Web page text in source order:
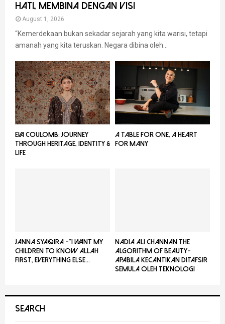
HATI, MEMBINA DENGAN VISI
August 1, 2026
“Kemerdekaan bukan sekadar sejarah yang kita warisi, tetapi
amanah yang kita teruskan. Negara dibina oleh...
EVA COULOMB: JOURNEY
THROUGH HERITAGE, IDENTITY &
LIFE
A TABLE FOR ONE, A HEART
FOR MANY
JANNA SYAQIRA -”I WANT MY
CHILDREN TO KNOW ALLAH
FIRST, EVERYTHING ELSE...
NADIA ALI CHANNAN THE
ALGORITHM OF BEAUTY-
Apabila Kecantikan Ditafsir
Semula Oleh Teknologi
SEARCH